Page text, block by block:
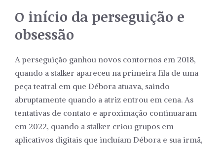
O início da perseguição e
obsessão
A perseguição ganhou novos contornos em 2018,
quando a stalker apareceu na primeira fila de uma
peça teatral em que Débora atuava, saindo
abruptamente quando a atriz entrou em cena. As
tentativas de contato e aproximação continuaram
em 2022, quando a stalker criou grupos em
aplicativos digitais que incluíam Débora e sua irmã,